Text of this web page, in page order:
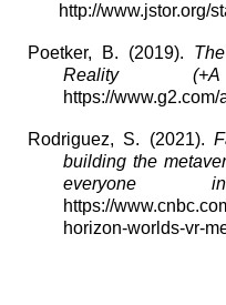
http://www.jstor.org/
Poetker, B. (2019).
Reality
https://
Rodriguez, S. (2021).
building the
everyone
https://
horizon-worlds-vr-